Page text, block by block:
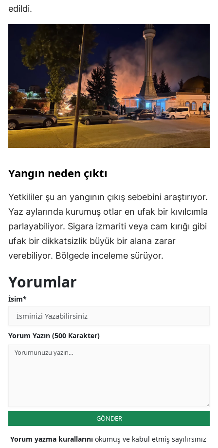
edildi.
Yangın neden çıktı
Yetkililer şu an yangının çıkış sebebini araştırıyor.
Yaz aylarında kurumuş otlar en ufak bir kıvılcımla
parlayabiliyor. Sigara izmariti veya cam kırığı gibi
ufak bir dikkatsizlik büyük bir alana zarar
verebiliyor. Bölgede inceleme sürüyor.
Yorumlar
İsim*
Yorum Yazın (500 Karakter)
GÖNDER
Yorum yazma kurallarını okumuş ve kabul etmiş sayılırsınız